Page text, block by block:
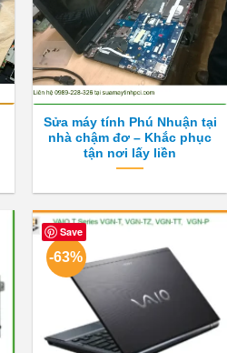
Sửa máy tính Phú Nhuận tại
nhà chậm đơ – Khắc phục
tận nơi lấy liền
Save
-63%